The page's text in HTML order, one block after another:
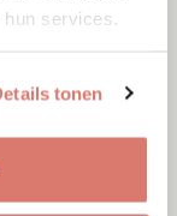
services.
tonen